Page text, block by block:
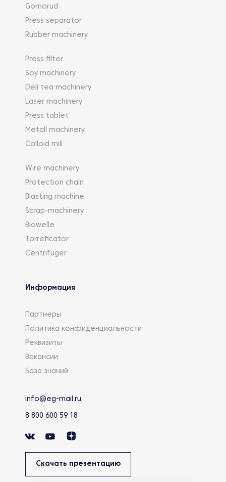
Gornorud
Press separator
Rubber machinery
Press filter
Soy machinery
Deli tea machinery
Laser machinery
Press tablet
Metall machinery
Colloid mill
Wire machinery
Protection chain
Blasting machine
Scrap-machinery
Biowelle
Torreficator
Centrifuger
Информация
Партнеры
Политика конфиденциальности
Реквизиты
Вакансии
База знаний
info@eg-mail.ru
8 800 600 59 18
Скачать презентацию